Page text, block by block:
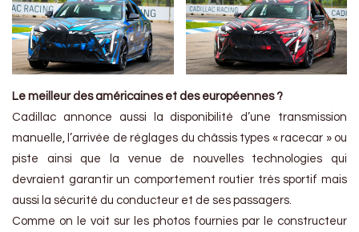
Le meilleur des américaines et des européennes ?
Cadillac annonce aussi la disponibilité d’une transmission
manuelle, l’arrivée de réglages du châssis types « racecar » ou
piste ainsi que la venue de nouvelles technologies qui
devraient garantir un comportement routier très sportif mais
aussi la sécurité du conducteur et de ses passagers.
Comme on le voit sur les photos fournies par le constructeur